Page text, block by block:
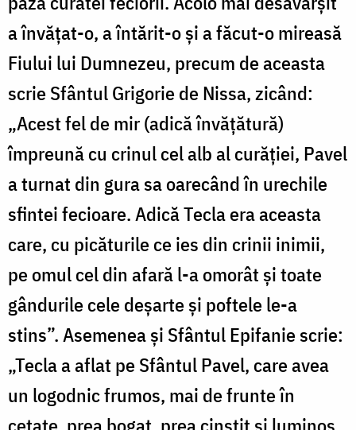
a învățat-o, a întărit-o și a făcut-o mireasă
Fiului lui Dumnezeu, precum de aceasta
scrie Sfântul Grigorie de Nissa, zicând:
„Acest fel de mir (adică învățătură)
împreună cu crinul cel alb al curăției, Pavel
a turnat din gura sa oarecând în urechile
sfintei fecioare. Adică Tecla era aceasta
care, cu picăturile ce ies din crinii inimii,
pe omul cel din afară l-a omorât și toate
gândurile cele deșarte și poftele le-a
stins”. Asemenea și Sfântul Epifanie scrie:
„Tecla a aflat pe Sfântul Pavel, care avea
un logodnic frumos, mai de frunte în